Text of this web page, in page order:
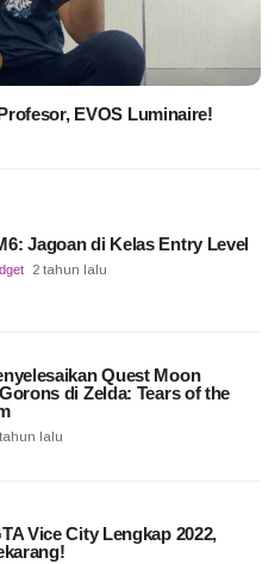
EVOS Luminaire!
Jagoan di Kelas Entry Level
2 tahun lalu
Quest Moon
di Zelda: Tears of the
lalu
Vice City Lengkap 2022,